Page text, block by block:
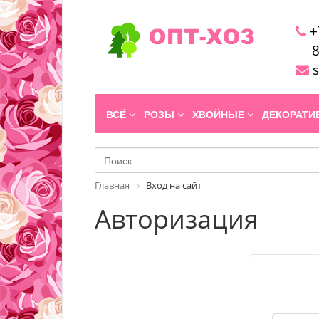
ВСЁ РОЗЫ ХВОЙНЫЕ
Главная Вход на сайт
Авторизация